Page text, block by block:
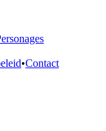
•Contact